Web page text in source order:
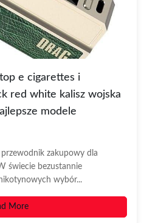
e cigarettes i
red white kalisz wojska
modele
zakupowy dla
świecie bezustannie
wybór...
More